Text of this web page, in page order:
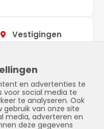
Vestigingen
Tinnegieter 7
9502 EX Stadskanaal
en advertenties te
voor social media te
te analyseren. Ook
van onze site
media, adverteren en
deze gegevens